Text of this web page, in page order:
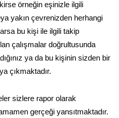
örneğin eşinizle ilgili
yakın çevrenizden herhangi
bu kişi ile ilgili takip
çalışmalar doğrultusunda
ya da bu kişinin sizden bir
çıkmaktadır.
sizlere rapor olarak
gerçeği yansıtmaktadır.